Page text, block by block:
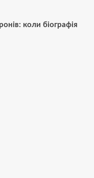
коли біографія